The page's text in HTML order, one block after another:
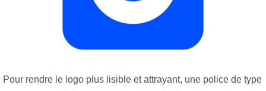
Pour rendre le logo plus lisible et attrayant, une police de type